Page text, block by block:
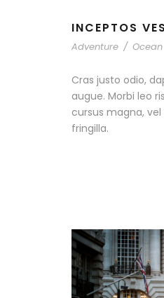
INCEPTOS
Adventure / Ocean
Cras justo odio,
augue. Morbi leo
cursus magna,
fringilla.